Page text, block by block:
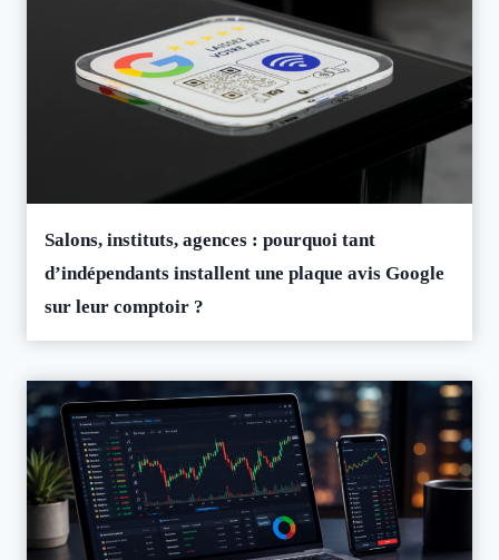
Salons, instituts, agences : pourquoi tant
d’indépendants installent une plaque avis Google
sur leur comptoir ?